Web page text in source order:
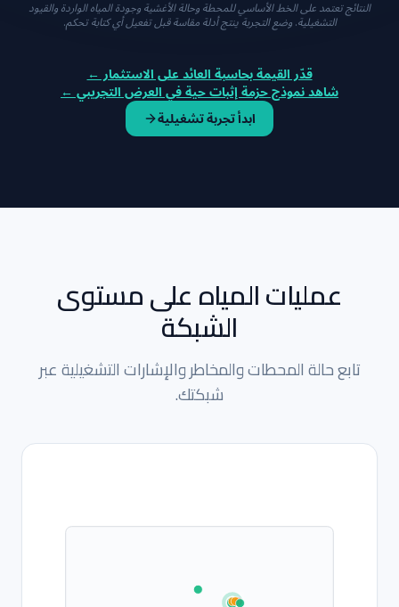
النتائج تعتمد على الخط الأساسي للمحطة وحالة الأغشية وجودة المياه الواردة والقيود
التشغيلية. وضع التجربة ينتج أدلة مقاسة قبل تفعيل أي كتابة تحكم.
قدّر القيمة بحاسبة العائد على الاستثمار ←
شاهد نموذج حزمة إثبات حية في العرض التجريبي ←
ابدأ تجربة تشغيلية
عمليات المياه على مستوى
الشبكة
تابع حالة المحطات والمخاطر والإشارات التشغيلية عبر
شبكتك.